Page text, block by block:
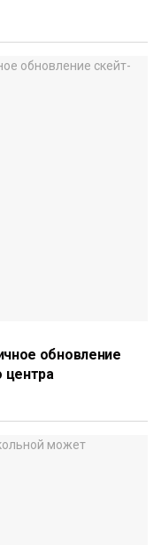
обновление